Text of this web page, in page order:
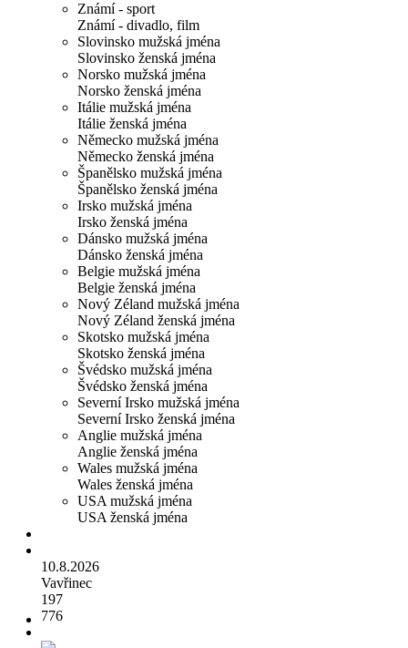
Známí - sport
Známí - divadlo, film
Slovinsko mužská jména
Slovinsko ženská jména
Norsko mužská jména
Norsko ženská jména
Itálie mužská jména
Itálie ženská jména
Německo mužská jména
Německo ženská jména
Španělsko mužská jména
Španělsko ženská jména
Irsko mužská jména
Irsko ženská jména
Dánsko mužská jména
Dánsko ženská jména
Belgie mužská jména
Belgie ženská jména
Nový Zéland mužská jména
Nový Zéland ženská jména
Skotsko mužská jména
Skotsko ženská jména
Švédsko mužská jména
Švédsko ženská jména
Severní Irsko mužská jména
Severní Irsko ženská jména
Anglie mužská jména
Anglie ženská jména
Wales mužská jména
Wales ženská jména
USA mužská jména
USA ženská jména
10.8.2026
Vavřinec
197
776